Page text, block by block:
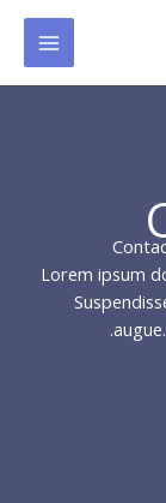
Lorem ipsum